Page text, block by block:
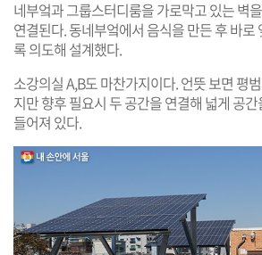
네부엌과 그룹스터디룸을 가로막고 있는 벽
연결된다. 동네부엌에서 음식을 만든 후 바로
록 의도해 설계했다.
소강의실 A,B도 마찬가지이다. 언뜻 보면 평
지만 향후 필요시 두 공간을 연결해 넓게 공
들어져 있다.